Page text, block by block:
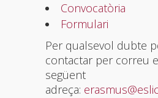
Convocatòria
Formulari
Per qualsevol dubte
contactar per correu
següent
adreça: